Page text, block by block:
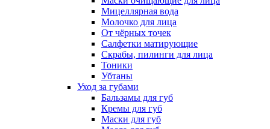
Мицеллярная вода
Молочко для лица
От чёрных точек
Салфетки матирующие
Скрабы, пилинги для лица
Тоники
Убтаны
Уход за губами
Бальзамы для губ
Кремы для губ
Маски для губ